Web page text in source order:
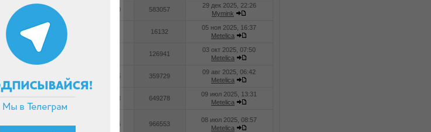
Larisakisa 2460 583057
29 дек 2025, 22:26
Mymink
NoName365 16132
05 ноя 2025, 16:37
Metelica
Surova 126941
03 окт 2025, 07:50
Metelica
Надюшка 2335 359729
09 авг 2025, 06:42
Metelica
3368 649278
09 июл 2025, 13:31
Metelica
5266 966553
08 июл 2025, 08:57
Metelica